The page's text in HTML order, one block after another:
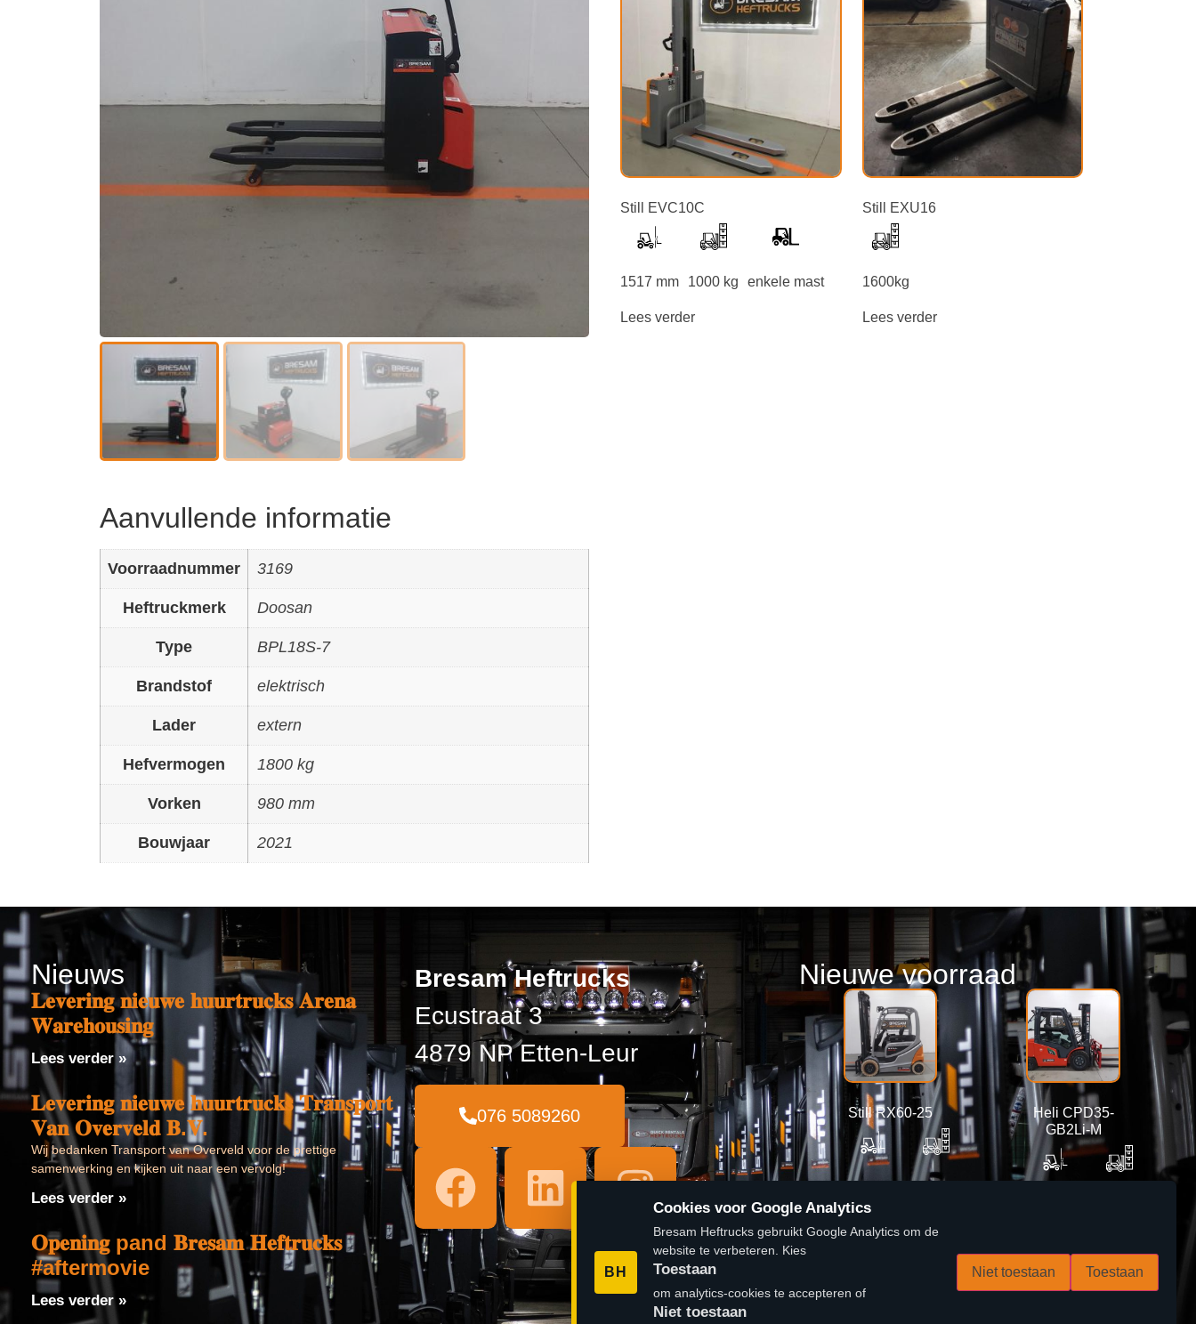
Aanvullende informatie
Voorraadnummer 3169
Heftruckmerk Doosan
Type BPL18S-7
Brandstof elektrisch
Lader extern
Hefvermogen 1800 kg
Vorken 980 mm
Bouwjaar 2021
Still EVC10C
1517 mm 1000 kg enkele mast
Lees verder
Still EXU16
1600kg
Lees verder
Nieuws
𝐋𝐞𝐯𝐞𝐫𝐢𝐧𝐠 𝐧𝐢𝐞𝐮𝐰𝐞 𝐡𝐮𝐮𝐫𝐭𝐫𝐮𝐜𝐤𝐬 𝐀𝐫𝐞𝐧𝐚
𝐖𝐚𝐫𝐞𝐡𝐨𝐮𝐬𝐢𝐧𝐠
Lees verder »
𝐋𝐞𝐯𝐞𝐫𝐢𝐧𝐠 𝐧𝐢𝐞𝐮𝐰𝐞 𝐡𝐮𝐮𝐫𝐭𝐫𝐮𝐜𝐤𝐬 𝐓𝐫𝐚𝐧𝐬𝐩𝐨𝐫𝐭
𝐕𝐚𝐧 𝐎𝐯𝐞𝐫𝐯𝐞𝐥𝐝 𝐁.𝐕.
Wij bedanken Transport van Overveld voor de prettige
samenwerking en kijken uit naar een vervolg!
Lees verder »
𝐎𝐩𝐞𝐧𝐢𝐧𝐠 pand 𝐁𝐫𝐞𝐬𝐚𝐦 𝐇𝐞𝐟𝐭𝐫𝐮𝐜𝐤𝐬
#aftermovie
Lees verder »
Bresam Heftrucks
Ecustraat 3
4879 NP Etten-Leur
076 5089260
Nieuwe voorraad
Still RX60-25
Lees verder
Heli CPD35-
GB2Li-M
BH
Cookies voor Google Analytics
Bresam Heftrucks gebruikt Google Analytics om de
website te verbeteren. Kies
Toestaan
om analytics-cookies te accepteren of
Niet toestaan
Niet toestaan Toestaan